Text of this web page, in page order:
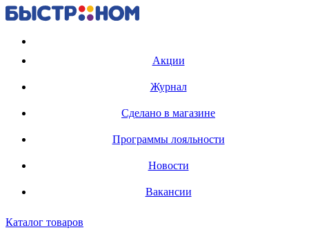
Акции
Журнал
Сделано в магазине
Программы лояльности
Новости
Вакансии
Каталог товаров